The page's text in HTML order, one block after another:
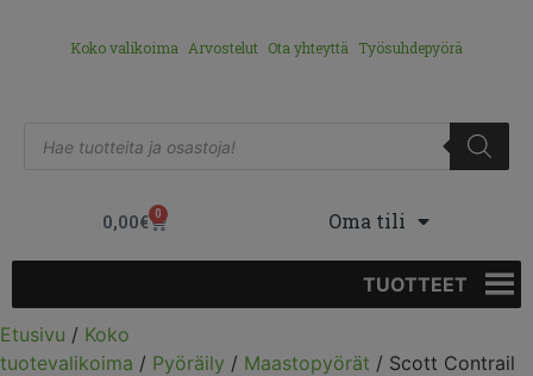
Koko valikoima Arvostelut Ota yhteyttä Työsuhdepyörä
0,00€ 0 Oma tili
TUOTTEET
Etusivu / Koko
tuotevalikoima / Pyöräily / Maastopyörät / Scott Contrail